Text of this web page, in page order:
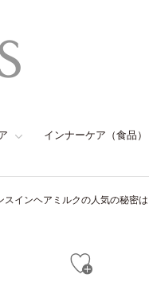
インナーケア（食品）
スインヘアミルクの人気の秘密